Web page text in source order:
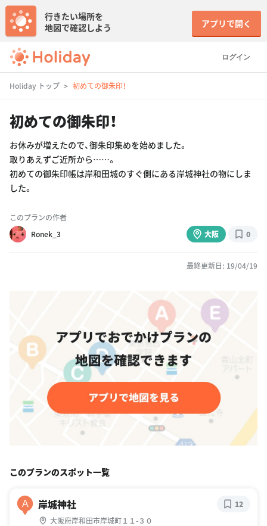
ログイン
行きたい場所を
地図で確認しよう
アプリで開く
Holiday トップ 初めての御朱印！
初めての御朱印！
お休みが増えたので、御朱印集めを始めました。
取りあえずご近所から……。
初めての御朱印帳は岸和田城のすぐ側にある岸城神社の物にしま
した。
このプランの作者
Ronek_3
大阪 0
最終更新日: 19/04/19
このプランのスポット一覧
A 岸城神社
大阪府岸和田市岸城町１１-３０
12